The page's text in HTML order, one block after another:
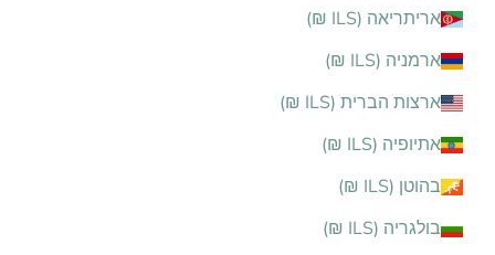
אריתריאה (ILS ₪)
ארמניה (ILS ₪)
ארצות הברית (ILS ₪)
אתיופיה (ILS ₪)
בהוטן (ILS ₪)
בולגריה (ILS ₪)